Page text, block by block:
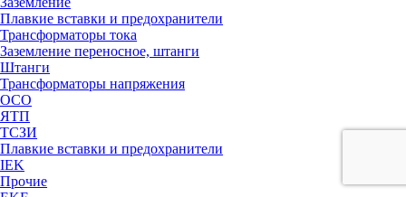
Плавкие вставки и предохранители
Трансформаторы тока
Заземление переносное, штанги
Штанги
Трансформаторы напряжения
ОСО
ЯТП
ТСЗИ
Плавкие вставки и предохранители
IEK
Прочие